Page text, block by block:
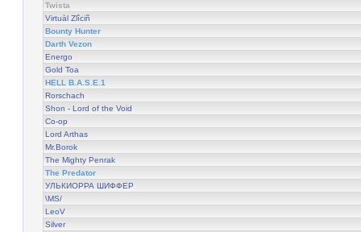
Twista
Virtuàl Zlîciñ
Bounty Hunter
Darth Vezon
Energo
Gold Toa
HELL B.A.S.E.1
Rorschach
Shon - Lord of the Void
Co-op
Lord Arthas
Mr.Borok
The Mighty Penrak
The Predator
УЛЬКИОРРА ШИФФЕР
\MS/
LeoV
Silver